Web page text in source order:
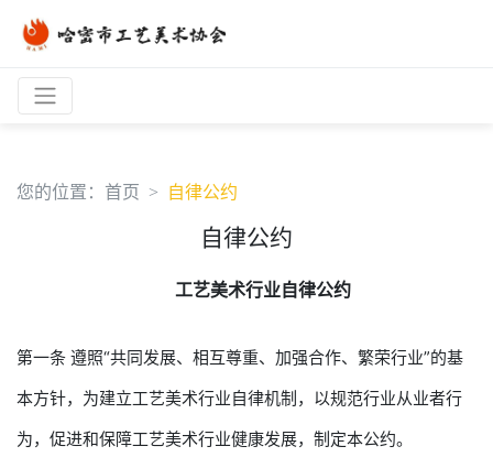
您的位置： 首页 自律公约
自律公约
工艺美术行业自律公约
第一条 遵照“共同发展、相互尊重、加强合作、繁荣行业”的基
本方针，为建立工艺美术行业自律机制，以规范行业从业者行
为，促进和保障工艺美术行业健康发展，制定本公约。